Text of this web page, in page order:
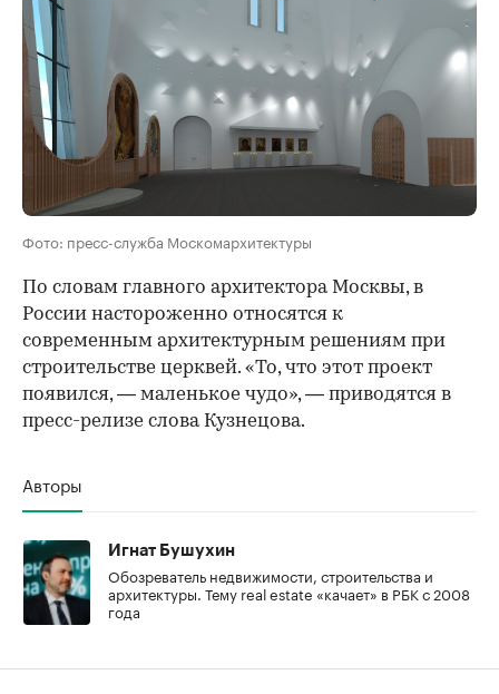
Фото: пресс-служба Москомархитектуры
По словам главного архитектора Москвы, в
России настороженно относятся к
современным архитектурным решениям при
строительстве церквей. «То, что этот проект
появился, — маленькое чудо», — приводятся в
пресс-релизе слова Кузнецова.
Авторы
Игнат Бушухин
Обозреватель недвижимости, строительства и
архитектуры. Тему real estate «качает» в РБК с 2008
года